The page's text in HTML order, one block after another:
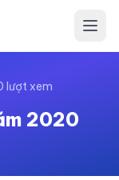
lượt xem
2020